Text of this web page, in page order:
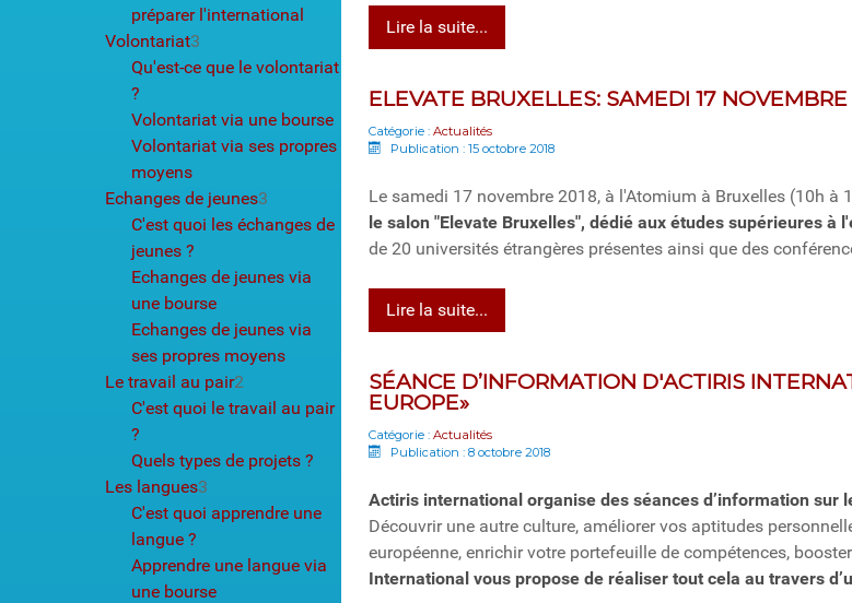
préparer l'international
Volontariat3
Qu'est-ce que le volontariat
?
Volontariat via une bourse
Volontariat via ses propres
moyens
Echanges de jeunes3
C'est quoi les échanges de
jeunes ?
Echanges de jeunes via
une bourse
Echanges de jeunes via
ses propres moyens
Le travail au pair2
C'est quoi le travail au pair
?
Quels types de projets ?
Les langues3
C'est quoi apprendre une
langue ?
Apprendre une langue via
une bourse
Lire la suite...
ELEVATE BRUXELLES: SAMEDI 17 NOVEMBRE
Catégorie : Actualités
Publication : 15 octobre 2018
Le samedi 17 novembre 2018, à l'Atomium à Bruxelles (10h à
le salon "Elevate Bruxelles", dédié aux études supérieures à
de 20 universités étrangères présentes ainsi que des
Lire la suite...
SÉANCE D’INFORMATION D'ACTIRIS
EUROPE»
Catégorie : Actualités
Publication : 8 octobre 2018
Actiris international organise des séances d’information sur
Découvrir une autre culture, améliorer vos aptitudes
européenne, enrichir votre portefeuille de compétences,
International vous propose de réaliser tout cela au travers